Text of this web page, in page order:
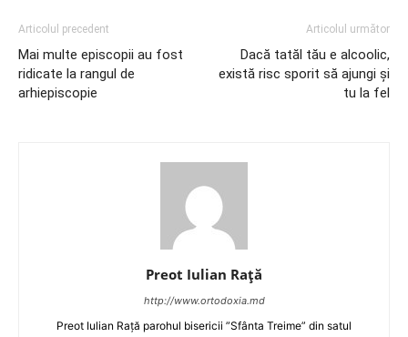
Articolul precedent
Mai multe episcopii au fost
ridicate la rangul de
arhiepiscopie
Articolul următor
Dacă tatăl tău e alcoolic,
există risc sporit să ajungi şi
tu la fel
Preot Iulian Raţă
http://www.ortodoxia.md
Preot Iulian Rață parohul bisericii ”Sfânta Treime” din satul